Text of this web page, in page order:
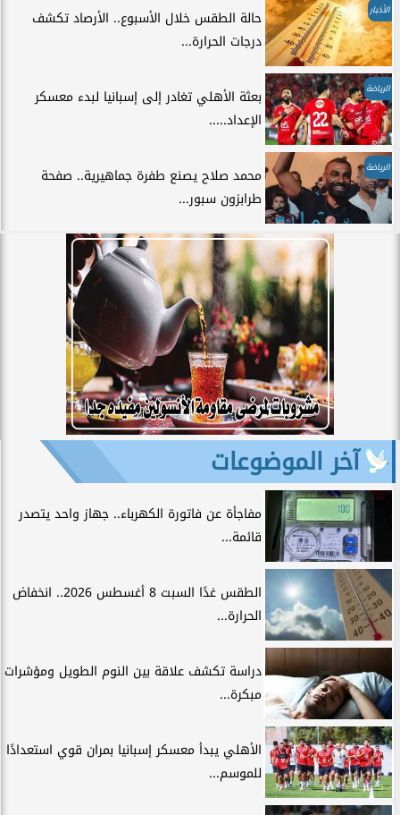
الأخبار
حالة الطقس خلال الأسبوع.. الأرصاد تكشف
درجات الحرارة...
الرياضة
بعثة الأهلي تغادر إلى إسبانيا لبدء معسكر
الإعداد.....
الرياضة
محمد صلاح يصنع طفرة جماهيرية.. صفحة
طرابزون سبور...
آخر الموضوعات
مفاجأة عن فاتورة الكهرباء.. جهاز واحد يتصدر
قائمة...
الطقس غدًا السبت 8 أغسطس 2026.. انخفاض
الحرارة...
دراسة تكشف علاقة بين النوم الطويل ومؤشرات
مبكرة...
الأهلي يبدأ معسكر إسبانيا بمران قوي استعدادًا
للموسم...